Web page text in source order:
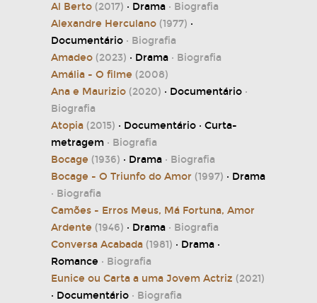
Al Berto (2017) · Drama · Biografia
Alexandre Herculano (1977) ·
Documentário · Biografia
Amadeo (2023) · Drama · Biografia
Amália - O filme (2008)
Ana e Maurizio (2020) · Documentário ·
Biografia
Atopia (2015) · Documentário · Curta-
metragem · Biografia
Bocage (1936) · Drama · Biografia
Bocage - O Triunfo do Amor (1997) · Drama
· Biografia
Camões - Erros Meus, Má Fortuna, Amor
Ardente (1946) · Drama · Biografia
Conversa Acabada (1981) · Drama ·
Romance · Biografia
Eunice ou Carta a uma Jovem Actriz (2021)
· Documentário · Biografia